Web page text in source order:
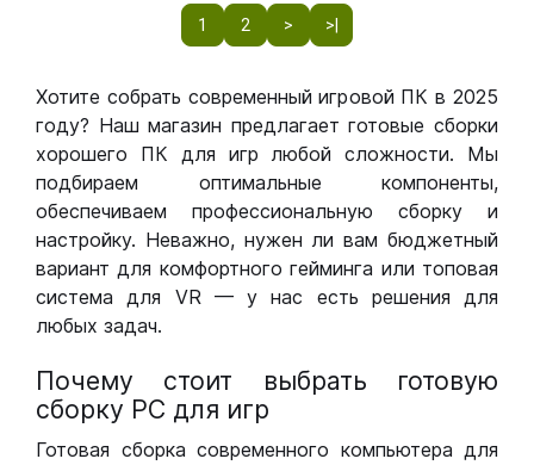
1 2 > >|
Хотите собрать современный игровой ПК в 2025
году? Наш магазин предлагает готовые сборки
хорошего ПК для игр любой сложности. Мы
подбираем оптимальные компоненты,
обеспечиваем профессиональную сборку и
настройку. Неважно, нужен ли вам бюджетный
вариант для комфортного гейминга или топовая
система для VR — у нас есть решения для
любых задач.
Почему стоит выбрать готовую
сборку РС для игр
Готовая сборка современного компьютера для